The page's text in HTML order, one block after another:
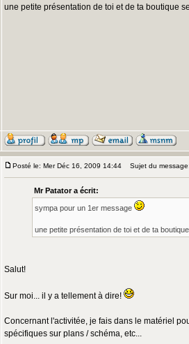
une petite présentation de toi et de ta boutique
Posté le: Mer Déc 16, 2009 14:44 Sujet du
Mr Patator a écrit:
sympa pour un 1er message
une petite présentation de toi et de ta
Salut!
Sur moi... il y a tellement à dire!
Concernant l'activitée, je fais dans le matériel
spécifiques sur plans / schéma, etc...